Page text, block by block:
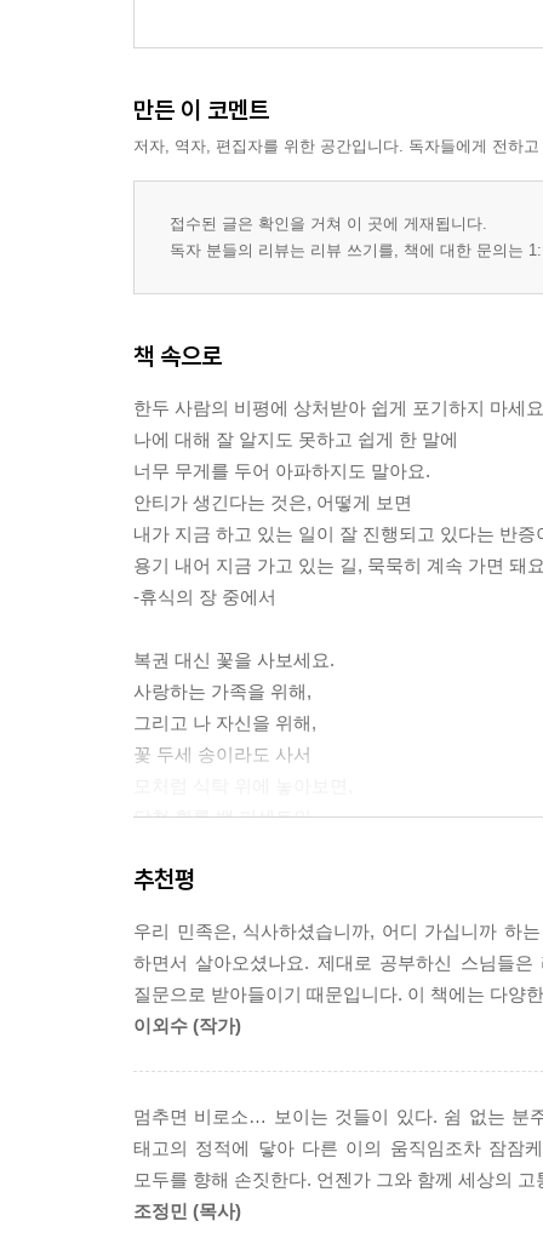
만든 이 코멘트
저자, 역자, 편집자를 위한 공간입니다. 독자들에게 전하
접수된 글은 확인을 거쳐 이 곳에 게재됩니다.
독자 분들의 리뷰는 리뷰 쓰기를, 책에 대한 문의는
책 속으로
한두 사람의 비평에 상처받아 쉽게 포기하지 마세
나에 대해 잘 알지도 못하고 쉽게 한 말에
너무 무게를 두어 아파하지도 말아요.
안티가 생긴다는 것은, 어떻게 보면
내가 지금 하고 있는 일이 잘 진행되고 있다는 반증
용기 내어 지금 가고 있는 길, 묵묵히 계속 가면 돼
-휴식의 장 중에서
복권 대신 꽃을 사보세요.
사랑하는 가족을 위해,
그리고 나 자신을 위해,
꽃 두세 송이라도 사서
당첨 확률 백 퍼센트인
-휴식의 장 중에서
‘부처의 눈에는 부처만 보이고 돼지의 눈에는 돼
세상이 보인다는 의미입니다. 결국, 뭐든 세상 탓
에 내가 알게 모르게 심어놓은 것일 수 있습니다.
로 세상 따로 존재하는 것이 아니에요. 세상 탓하
시다.
쓰나미가 무서운 것은 바닷물이 아닌
바닷물에 쓸려오는 물건들 때문입니다.
회오리바람 또한 바람 때문에 죽는 일보다
추천평
우리 민족은, 식사하셨습니까, 어디 가십니까 하
하면서 살아오셨나요. 제대로 공부하신 스님들
질문으로 받아들이기 때문입니다. 이 책에는 다양
이외수 (작가)
멈추면 비로소… 보이는 것들이 있다. 쉼 없는 분
태고의 정적에 닿아 다른 이의 움직임조차 잠잠
모두를 향해 손짓한다. 언젠가 그와 함께 세상의
조정민 (목사)